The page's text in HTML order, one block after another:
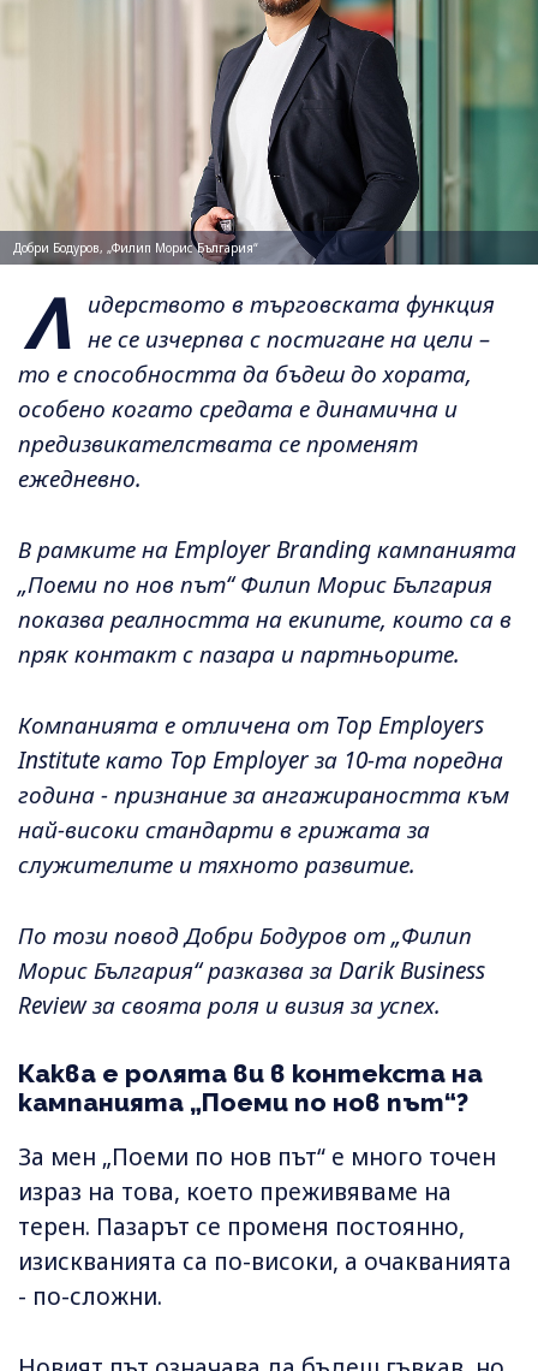
Добри Бодуров, „Филип Морис България“
Л идерството в търговската функция
не се изчерпва с постигане на цели –
то е способността да бъдеш до хората,
особено когато средата е динамична и
предизвикателствата се променят
ежедневно.
В рамките на Employer Branding кампанията
„Поеми по нов път“ Филип Морис България
показва реалността на екипите, които са в
пряк контакт с пазара и партньорите.
Компанията е отличена от Top Employers
Institute като Top Employer за 10-та поредна
година - признание за ангажираността към
най-високи стандарти в грижата за
служителите и тяхното развитие.
По този повод Добри Бодуров от „Филип
Морис България“ разказва за Darik Business
Review за своята роля и визия за успех.
Каква е ролята ви в контекста на
кампанията „Поеми по нов път“?
За мен „Поеми по нов път“ е много точен
израз на това, което преживяваме на
терен. Пазарът се променя постоянно,
изискванията са по-високи, а очакванията
- по-сложни.